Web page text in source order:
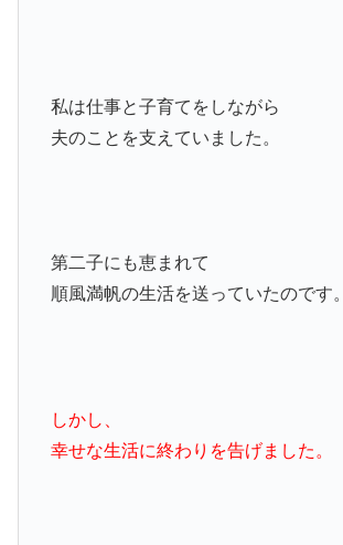
私は仕事と子育てをしながら
夫のことを支えていました。
第二子にも恵まれて
順風満帆の生活を送っていたのです。
しかし、
幸せな生活に終わりを告げました。